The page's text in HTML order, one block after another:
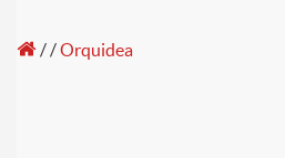
//Orquidea